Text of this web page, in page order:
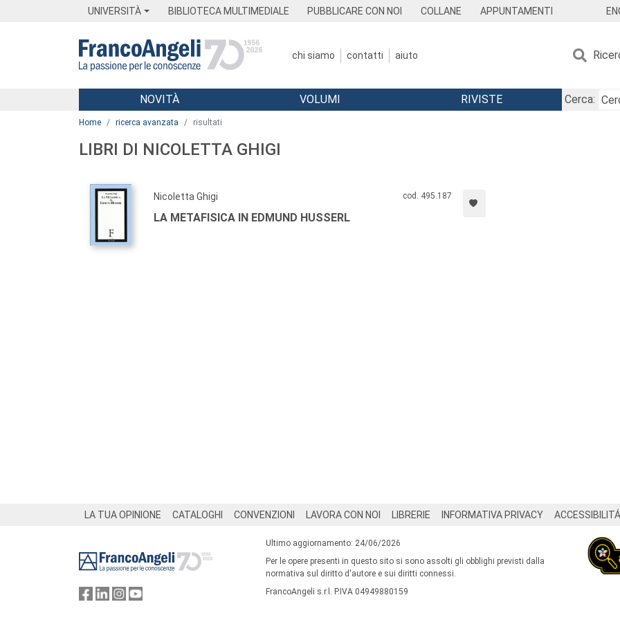
UNIVERSITÀ BIBLIOTECA MULTIMEDIALE PUBBLICARE CON NOI COLLANE APPUNTAMENTI
chi siamo contatti aiuto
Menu
NOVITÀ VOLUMI RIVISTE
Cerca:
Home ricerca avanzata risultati
LIBRI DI NICOLETTA GHIGI
Nicoletta Ghigi
LA METAFISICA IN EDMUND HUSSERL
cod. 495.187
LA TUA OPINIONE CATALOGHI CONVENZIONI LAVORA CON NOI LIBRERIE INFORMATIVA PRIVACY ACCESSIBILITÁ
Ultimo aggiornamento: 24/06/2026
Per le opere presenti in questo sito si sono assolti gli obblighi previsti dalla
normativa sul diritto d'autore e sui diritti connessi.
FrancoAngeli s.r.l. P.IVA 04949880159